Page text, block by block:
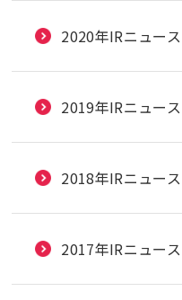
2020年IRニュース
2019年IRニュース
2018年IRニュース
2017年IRニュース